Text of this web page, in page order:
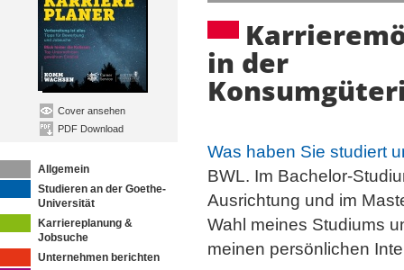
Cover ansehen
PDF Download
Allgemein
Studieren an der Goethe-
Universität
Karriereplanung &
Jobsuche
Unternehmen berichten
in der
Was haben Sie studiert
BWL. Im Bachelor-
Ausrichtung und im
Wahl meines Studiums
meinen persönlichen